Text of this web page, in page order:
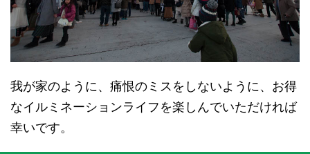
我が家のように、痛恨のミスをしないように、お得
なイルミネーションライフを楽しんでいただければ
幸いです。